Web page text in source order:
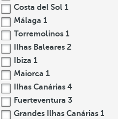
Costa del Sol 1
Málaga 1
Torremolinos 1
Ilhas Baleares 2
Ibiza 1
Maiorca 1
Ilhas Canárias 4
Fuerteventura 3
Grandes Ilhas Canárias 1